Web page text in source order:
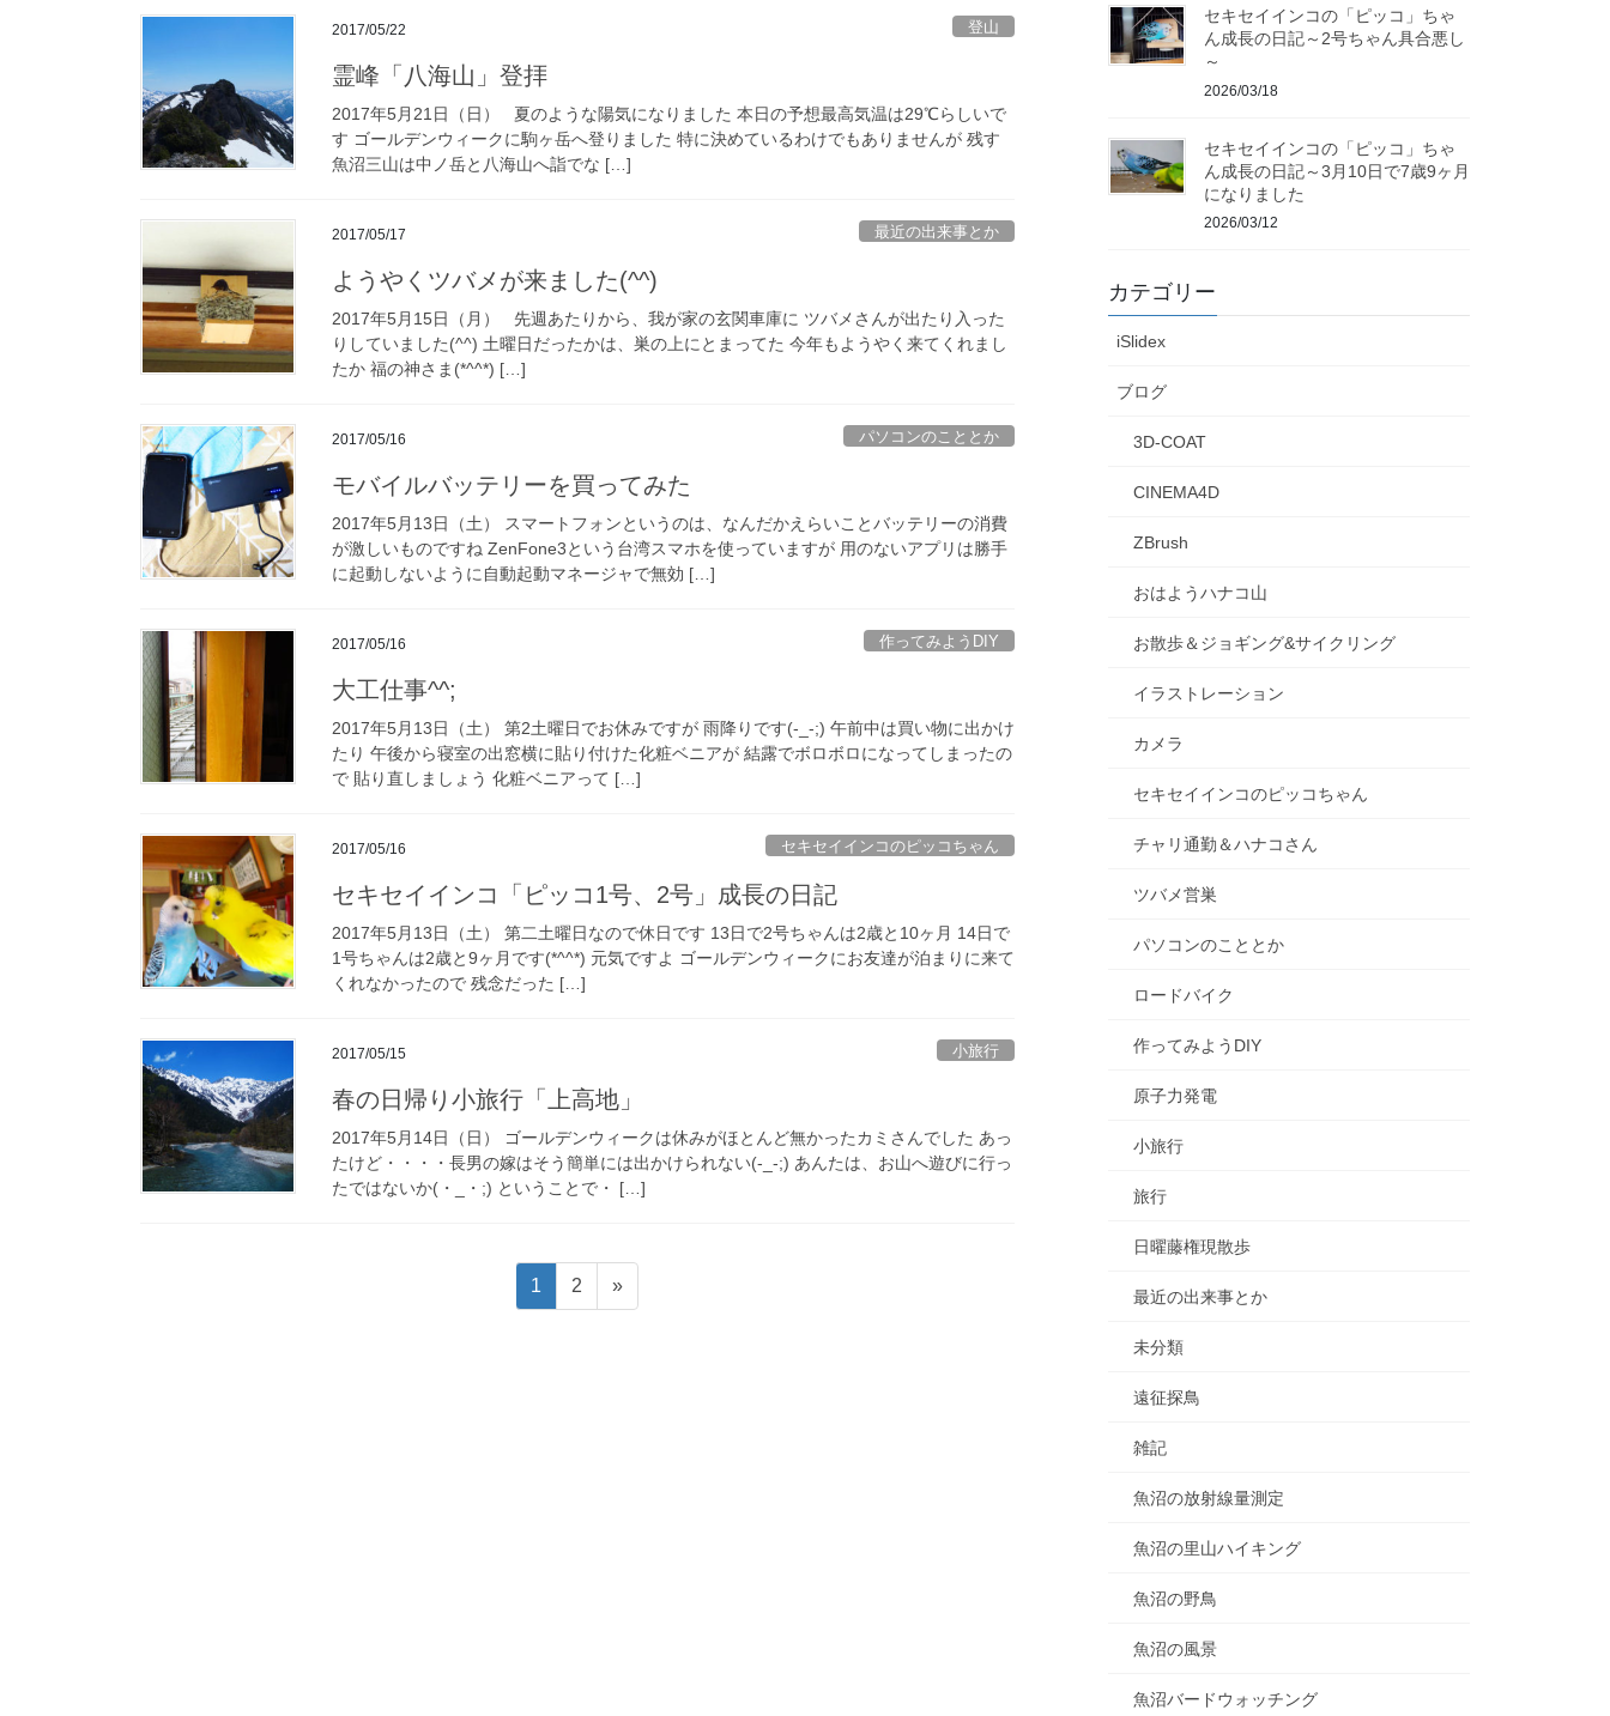
2017/05/22 登山
霊峰「八海山」登拝
2017年5月21日（日） 夏のような陽気になりました 本日の予想最高気温は29℃らしいで
す ゴールデンウィークに駒ヶ岳へ登りました 特に決めているわけでもありませんが 残す
魚沼三山は中ノ岳と八海山へ詣でな […]
2017/05/17 最近の出来事とか
ようやくツバメが来ました(^^)
2017年5月15日（月） 先週あたりから、我が家の玄関車庫に ツバメさんが出たり入った
りしていました(^^) 土曜日だったかは、巣の上にとまってた 今年もようやく来てくれまし
たか 福の神さま(*^^*) […]
2017/05/16 パソコンのこととか
モバイルバッテリーを買ってみた
2017年5月13日（土） スマートフォンというのは、なんだかえらいことバッテリーの消費
が激しいものですね ZenFone3という台湾スマホを使っていますが 用のないアプリは勝手
に起動しないように自動起動マネージャで無効 […]
2017/05/16 作ってみようDIY
大工仕事^^;
2017年5月13日（土） 第2土曜日でお休みですが 雨降りです(-_-;) 午前中は買い物に出かけ
たり 午後から寝室の出窓横に貼り付けた化粧ベニアが 結露でボロボロになってしまったの
で 貼り直しましょう 化粧ベニアって […]
2017/05/16 セキセイインコのピッコちゃん
セキセイインコ「ピッコ1号、2号」成長の日記
2017年5月13日（土） 第二土曜日なので休日です 13日で2号ちゃんは2歳と10ヶ月 14日で
1号ちゃんは2歳と9ヶ月です(*^^*) 元気ですよ ゴールデンウィークにお友達が泊まりに来て
くれなかったので 残念だった […]
2017/05/15 小旅行
春の日帰り小旅行「上高地」
2017年5月14日（日） ゴールデンウィークは休みがほとんど無かったカミさんでした あっ
たけど・・・・長男の嫁はそう簡単には出かけられない(-_-;) あんたは、お山へ遊びに行っ
たではないか(・_・;) ということで・ […]
固
定
1
固
定
2 »
セキセイインコの「ピッコ」ちゃ
ん成長の日記～2号ちゃん具合悪し
～
2026/03/18
セキセイインコの「ピッコ」ちゃ
ん成長の日記～3月10日で7歳9ヶ月
になりました
2026/03/12
カテゴリー
iSlidex
ブログ
3D-COAT
CINEMA4D
ZBrush
おはようハナコ山
お散歩＆ジョギング&サイクリング
イラストレーション
カメラ
セキセイインコのピッコちゃん
チャリ通勤＆ハナコさん
ツバメ営巣
パソコンのこととか
ロードバイク
作ってみようDIY
原子力発電
小旅行
旅行
日曜藤権現散歩
最近の出来事とか
未分類
遠征探鳥
雑記
魚沼の放射線量測定
魚沼の里山ハイキング
魚沼の野鳥
魚沼の風景
魚沼バードウォッチング